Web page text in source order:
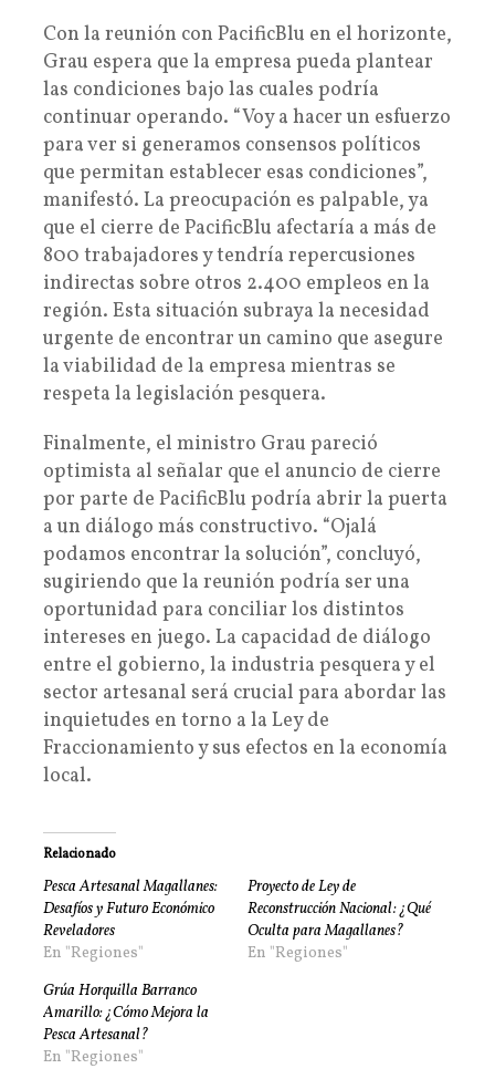
Con la reunión con PacificBlu en el horizonte,
Grau espera que la empresa pueda plantear
las condiciones bajo las cuales podría
continuar operando. “Voy a hacer un esfuerzo
para ver si generamos consensos políticos
que permitan establecer esas condiciones”,
manifestó. La preocupación es palpable, ya
que el cierre de PacificBlu afectaría a más de
800 trabajadores y tendría repercusiones
indirectas sobre otros 2.400 empleos en la
región. Esta situación subraya la necesidad
urgente de encontrar un camino que asegure
la viabilidad de la empresa mientras se
respeta la legislación pesquera.
Finalmente, el ministro Grau pareció
optimista al señalar que el anuncio de cierre
por parte de PacificBlu podría abrir la puerta
a un diálogo más constructivo. “Ojalá
podamos encontrar la solución”, concluyó,
sugiriendo que la reunión podría ser una
oportunidad para conciliar los distintos
intereses en juego. La capacidad de diálogo
entre el gobierno, la industria pesquera y el
sector artesanal será crucial para abordar las
inquietudes en torno a la Ley de
Fraccionamiento y sus efectos en la economía
local.
Relacionado
Pesca Artesanal Magallanes:
Desafíos y Futuro Económico
Reveladores
En "Regiones"
Proyecto de Ley de
Reconstrucción Nacional: ¿Qué
Oculta para Magallanes?
En "Regiones"
Grúa Horquilla Barranco
Amarillo: ¿Cómo Mejora la
Pesca Artesanal?
En "Regiones"